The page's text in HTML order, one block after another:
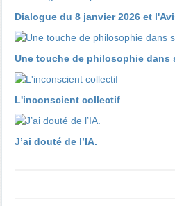
Dialogue du 8 janvier 2026 et
​​​​​​​Une touche de philosophie dans
L'inconscient collectif
J’ai douté de l’IA.